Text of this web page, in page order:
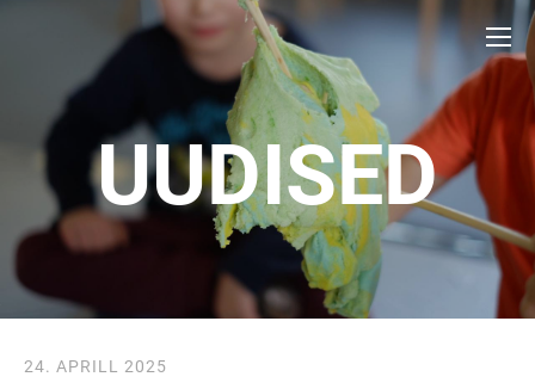
UUDISED
24. APRILL 2025